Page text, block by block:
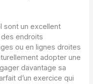
sont un excellent
endroits
ou en lignes droites
adopter une
davantage sa
d’un exercice qui